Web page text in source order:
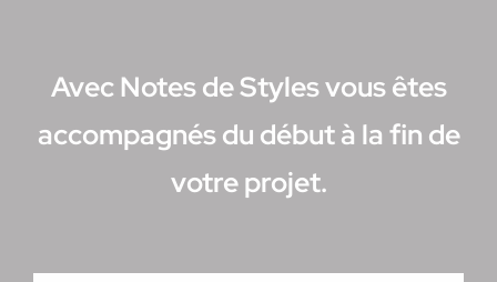
Avec Notes de Styles vous êtes
accompagnés du début à la fin de
votre projet.